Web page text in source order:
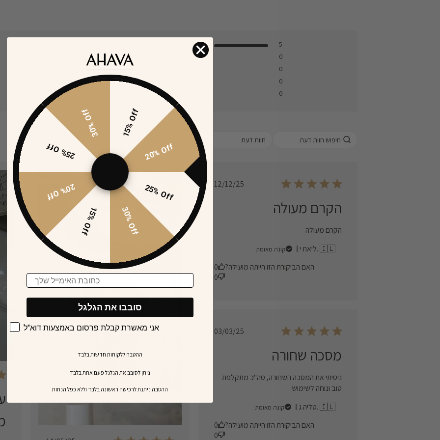
5 5
5
4
0
0
0
0
Select a rating for
filtering reviews, from 1
star (lowest) to 5 stars
חוות דעת
Published
12/12/25
הקרם מעולה
הקרם מעולה
ליאת י. 🇮🇱
קונה מאומת
האם הביקורת הזו הייתה מועילה?
0
0
Published
03/03/25
מסכה שחורה
ניסיתי את המסכה השחורה, סה"כ מתקלפת
טוב ונוחה לשימוש
טליה ג. 🇮🇱
קונה מאומת
האם הביקורת הזו הייתה מועילה?
0
0
15% Off
20% Off
25% Off
30% Off
15% Off
20% Off
25% Off
30% Off
Email
סובבו את הגלגל
אני מאשרת קבלת פרסום באמצעות דוא"ל
ההטבה ללקוחות חדשות בלבד
ניתן לסובב את הגלגל פעם אחת בלבד
​ההטבה ניתנת לרכישה ראשונה בלבד וללא כפל הנחות